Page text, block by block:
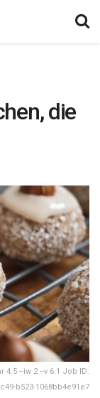
die
--iw 2 --v 6.1 Job ID:
b523-1068bb4e91e7